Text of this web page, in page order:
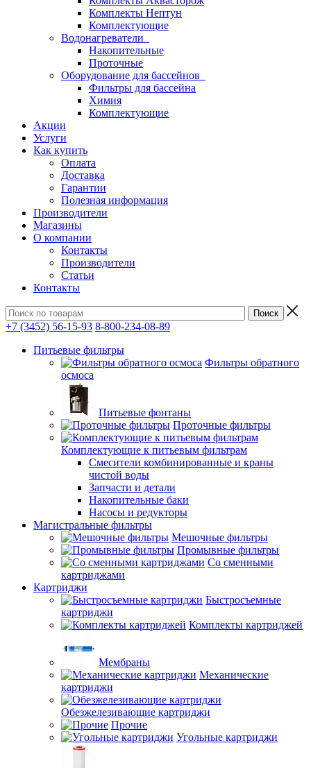
Комплекты Нептун
Комплектующие
Водонагреватели
Накопительные
Проточные
Оборудование для бассейнов
Фильтры для бассейна
Химия
Комплектующие
Акции
Услуги
Как купить
Оплата
Доставка
Гарантии
Полезная информация
Производители
Магазины
О компании
Контакты
Производители
Статьи
Контакты
+7 (3452) 56-15-93 8-800-234-08-89
Питьевые фильтры
Фильтры обратного
осмоса
Питьевые фонтаны
Проточные фильтры
Комплектующие к питьевым фильтрам
Смесители комбинированные и краны
чистой воды
Запчасти и детали
Накопительные баки
Насосы и редукторы
Магистральные фильтры
Мешочные фильтры
Промывные фильтры
Со сменными
картриджами
Картриджи
Быстросъемные
картриджи
Комплекты картриджей
Мембраны
Механические
картриджи
Обезжелезивающие картриджи
Прочие
Угольные картриджи